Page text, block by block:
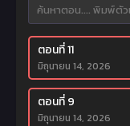
ตอนที่ 11
มิถุนายน 14, 2026
ตอนที่ 9
มิถุนายน 14, 2026